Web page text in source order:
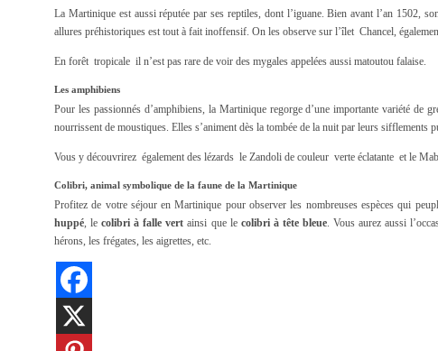
La Martinique est aussi réputée par ses reptiles, dont l’iguane. Bien avant l’an 1502,
allures préhistoriques est tout à fait inoffensif. On les observe sur l’îlet Chancel,
En forêt tropicale il n’est pas rare de voir des mygales appelées aussi matoutou falaise.
Les amphibiens
Pour les passionnés d’amphibiens, la Martinique regorge d’une importante variété de
nourrissent de moustiques. Elles s’animent dès la tombée de la nuit par leurs sifflements
Vous y découvrirez également des lézards le Zandoli de couleur verte éclatante et le
Colibri, animal symbolique de la faune de la Martinique
Profitez de votre séjour en Martinique pour observer les nombreuses espèces qui
huppé, lecolibri à falle vert ainsi que le colibri à tête bleue. Vous aurez aussi
hérons, les frégates, les aigrettes, etc.